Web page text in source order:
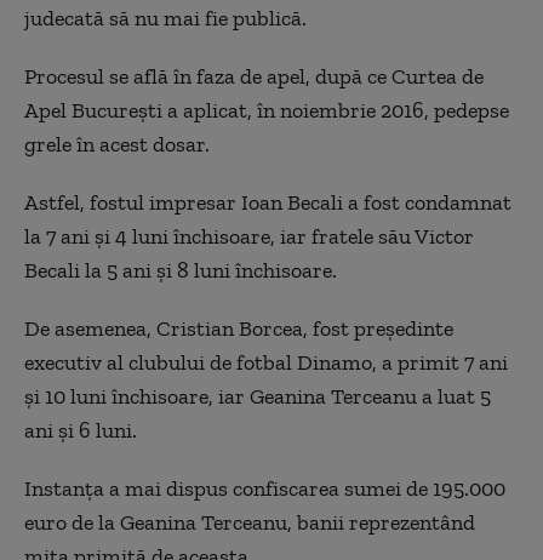
judecată să nu mai fie publică.
Procesul se află în faza de apel, după ce Curtea de
Apel București a aplicat, în noiembrie 2016, pedepse
grele în acest dosar.
Astfel, fostul impresar Ioan Becali a fost condamnat
la 7 ani și 4 luni închisoare, iar fratele său Victor
Becali la 5 ani și 8 luni închisoare.
De asemenea, Cristian Borcea, fost președinte
executiv al clubului de fotbal Dinamo, a primit 7 ani
și 10 luni închisoare, iar Geanina Terceanu a luat 5
ani și 6 luni.
Instanța a mai dispus confiscarea sumei de 195.000
euro de la Geanina Terceanu, banii reprezentând